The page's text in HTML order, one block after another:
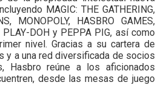
MAGIC: THE GATHERING,
MONOPOLY, HASBRO GAMES,
PLAY-DOH y PEPPA PIG, así como
nivel. Gracias a su cartera de
y a una red diversificada de socios
Hasbro reúne a los aficionados
desde las mesas de juego